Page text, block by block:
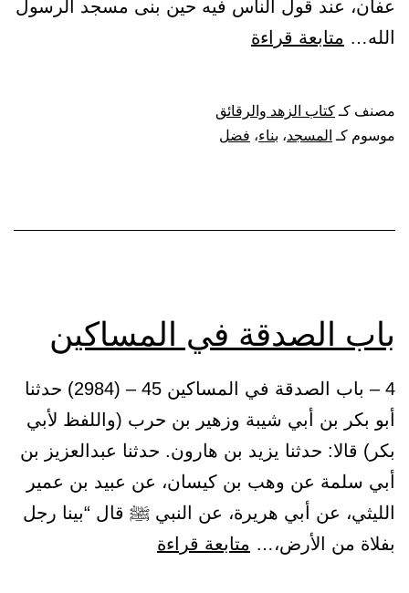
عفان، عند قول الناس فيه حين بنى مسجد الرسول
الله… متابعة قراءة
المساجد
مصنف كـ كتاب الزهد والرقائق
موسوم كـ المسجد، بناء، فضل
باب الصدقة في المساكين
4 – باب الصدقة في المساكين 45 – (2984) حدثنا
أبو بكر بن أبي شيبة وزهير بن حرب (واللفظ لأبي
بكر) قالا: حدثنا يزيد بن هارون. حدثنا عبدالعزيز بن
أبي سلمة عن وهب بن كيسان، عن عبيد بن عمير
الليثي، عن أبي هريرة، عن النبي ﷺ قال “بينا رجل
بفلاة من الأرض،… متابعة قراءة